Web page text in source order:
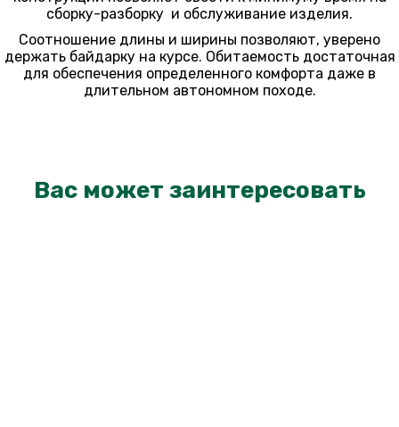
сборку-разборку и обслуживание изделия.
Соотношение длины и ширины позволяют, уверено
держать байдарку на курсе. Обитаемость достаточная
для обеспечения определенного комфорта даже в
длительном автономном походе.
Вас может заинтересовать